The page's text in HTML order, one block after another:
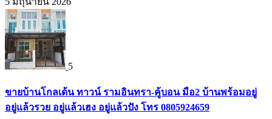
5
ขายบ้านโกลเด้น ทาวน์ รามอินทรา-คู้บอน มือ2 บ้านพร้อมอยู่
อยู่แล้วรวย อยู่แล้วเฮง อยู่แล้วปัง โทร 0805924659